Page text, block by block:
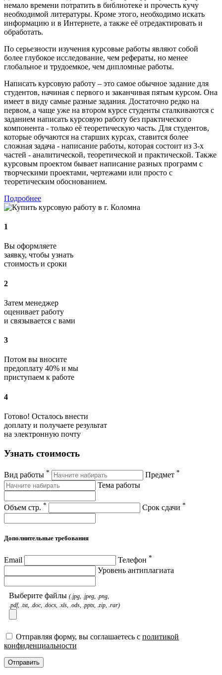
немало времени потратить в библиотеке и прочесть кучу
необходимой литературы. Кроме этого, необходимо искать
информацию и в Интернете, а также её отредактировать и
обработать.
По серьезности изучения курсовые работы являют собой
более глубокое исследование, чем рефераты, но менее
глобальное и трудоемкое, чем дипломные работы.
Написать курсовую работу – это самое обычное задание для
студентов, начиная с первого и заканчивая пятым курсом. Она
имеет в виду самые разные задания. Достаточно редко на
первом, а чаще уже на втором курсе студенты сталкиваются с
заданием написать курсовую работу без практического
компонента - только её теоретическую часть. Для студентов,
которые обучаются на старших курсах, ставится более
сложная задача - написание работы, которая состоит из 3-х
частей - аналитической, теоретической и практической. Также
курсовым проектом бывает написание разных программ с
творческими проектами, чертежами или просто с
теоретическим обоснованием.
Подробнее
1
Вы оформляете
заявку, чтобы узнать
стоимость и сроки
2
Затем менеджер
оценивает работу
и связывается с вами
3
Потом вы вносите
предоплату 40% и мы
приступаем к работе
4
Готово! Осталось внести
доплату и получаете результат
на электронную почту
Узнать стоимость
Вид работы * Предмет *
Тема работы
Объем стр. * Срок сдачи *
Дополнительные требования
Email Телефон *
Уровень антиплагиата
Выберите файлы (.jpg, .jpeg, .png,
.pdf, .txt, .doc, .docx, .xls, .ods, .pptx, .zip, .rar)
Отправляя форму, вы соглашаетесь с политикой
конфиденциальности
Отправить